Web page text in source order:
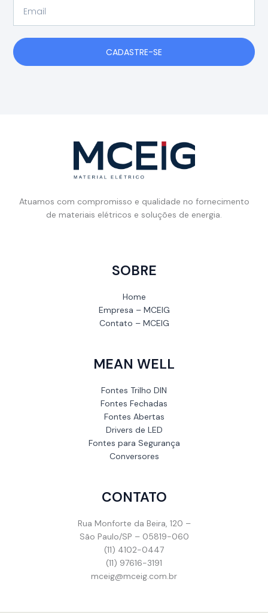
CADASTRE-SE
Atuamos com compromisso e qualidade no fornecimento
de materiais elétricos e soluções de energia.
SOBRE
Home
Empresa – MCEIG
Contato – MCEIG
MEAN WELL
Fontes Trilho DIN
Fontes Fechadas
Fontes Abertas
Drivers de LED
Fontes para Segurança
Conversores
CONTATO
Rua Monforte da Beira, 120 –
São Paulo/SP – 05819-060
(11) 4102-0447
(11) 97616-3191
mceig@mceig.com.br